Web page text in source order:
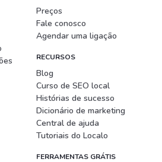
Preços
Fale conosco
Agendar uma ligação
RECURSOS
Blog
Curso de SEO local
Histórias de sucesso
Dicionário de marketing
Central de ajuda
Tutoriais do Localo
FERRAMENTAS GRÁTIS